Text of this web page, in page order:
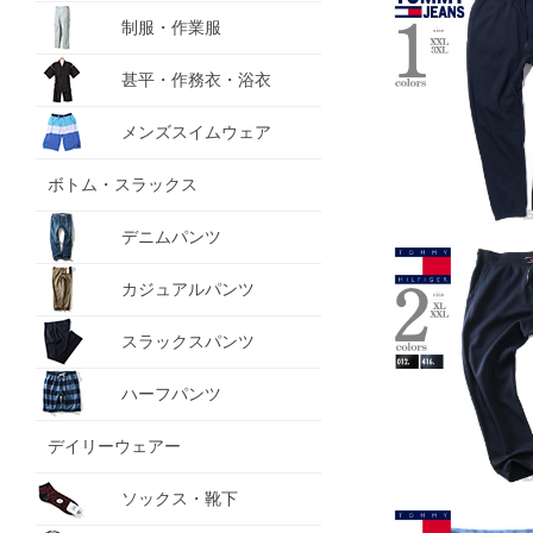
制服・作業服
甚平・作務衣・浴衣
メンズスイムウェア
ボトム・スラックス
デニムパンツ
カジュアルパンツ
スラックスパンツ
ハーフパンツ
デイリーウェアー
ソックス・靴下